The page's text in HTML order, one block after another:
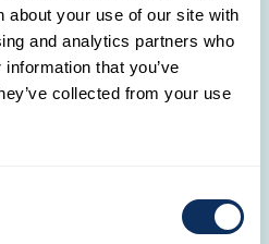
about your use of our site with
and analytics partners who
that you’ve
collected from your use
Desert Tours Living Dunes
de sable rencontrent la mer